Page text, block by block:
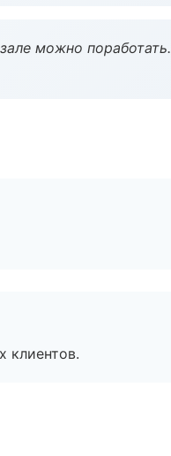
можно поработать.
клиентов.